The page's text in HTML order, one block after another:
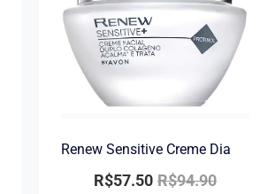
Renew Sensitive Creme Dia
R$94.90
R$57.50